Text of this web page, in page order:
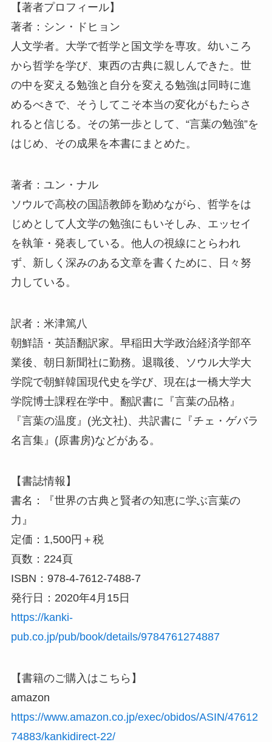
【著者プロフィール】
著者：シン・ドヒョン
人文学者。大学で哲学と国文学を専攻。幼いころ
から哲学を学び、東西の古典に親しんできた。世
の中を変える勉強と自分を変える勉強は同時に進
めるべきで、そうしてこそ本当の変化がもたらさ
れると信じる。その第一歩として、“言葉の勉強”を
はじめ、その成果を本書にまとめた。
著者：ユン・ナル
ソウルで高校の国語教師を勤めながら、哲学をは
じめとして人文学の勉強にもいそしみ、エッセイ
を執筆・発表している。他人の視線にとらわれ
ず、新しく深みのある文章を書くために、日々努
力している。
訳者：米津篤八
朝鮮語・英語翻訳家。早稲田大学政治経済学部卒
業後、朝日新聞社に勤務。退職後、ソウル大学大
学院で朝鮮韓国現代史を学び、現在は一橋大学大
学院博士課程在学中。翻訳書に『言葉の品格』
『言葉の温度』(光文社)、共訳書に『チェ・ゲバラ
名言集』(原書房)などがある。
【書誌情報】
書名：『世界の古典と賢者の知恵に学ぶ言葉の
力』
定価：1,500円＋税
頁数：224頁
ISBN：978-4-7612-7488-7
発行日：2020年4月15日
https://kanki-
pub.co.jp/pub/book/details/9784761274887
【書籍のご購入はこちら】
amazon
https://www.amazon.co.jp/exec/obidos/ASIN/47612
74883/kankidirect-22/